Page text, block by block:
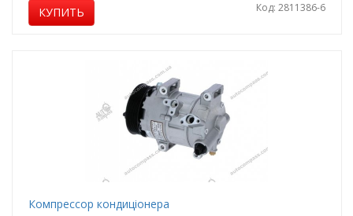
КУПИТЬ Код: 2811386-6
Компрессор кондицiонера